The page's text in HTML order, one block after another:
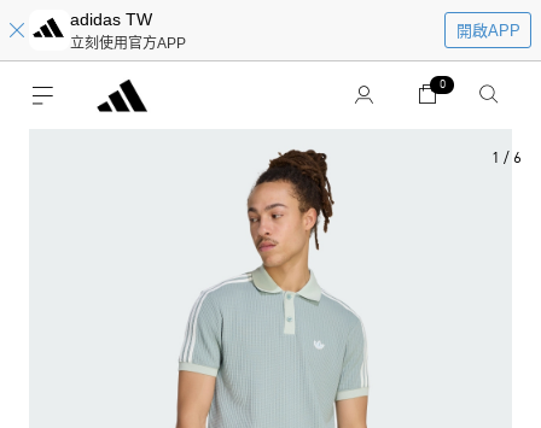
adidas TW
立刻使用官方APP
開啟APP
0
1 / 6